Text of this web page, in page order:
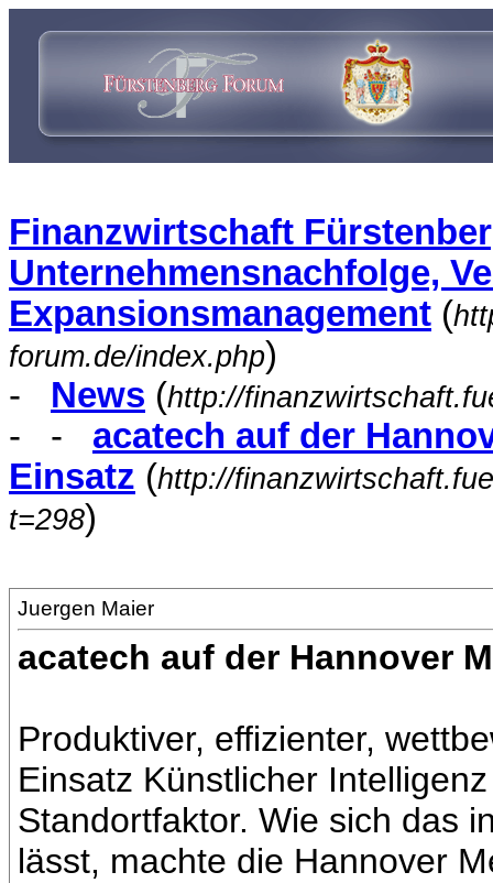
Finanzwirtschaft
Unternehmensnachfolge,
Expansionsmanagement (
forum.de/index.php)
- News (http://
- - acatech auf der
Einsatz (http://
t=298)
Juergen Maier
acatech auf der Hannover
Produktiver, effizienter,
Einsatz Künstlicher
Standortfaktor. Wie sich das
lässt, machte die Hannover